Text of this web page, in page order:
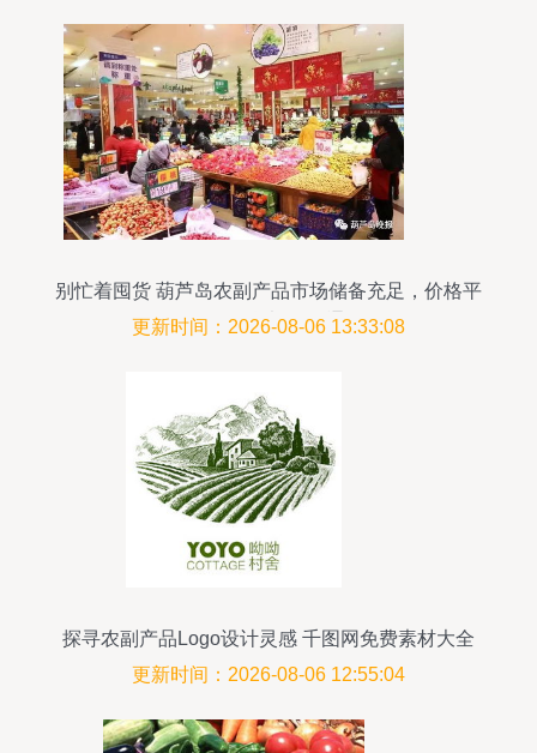
别忙着囤货 葫芦岛农副产品市场储备充足，价格平
稳，供货渠道畅通
更新时间：2026-08-06 13:33:08
探寻农副产品Logo设计灵感 千图网免费素材大全
更新时间：2026-08-06 12:55:04